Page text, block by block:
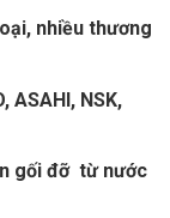
nhiều thương
ASAHI, NSK,
gối đỡ từ nước